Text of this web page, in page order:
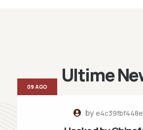
Ultime
bye4c39fbf448e
09 AGO